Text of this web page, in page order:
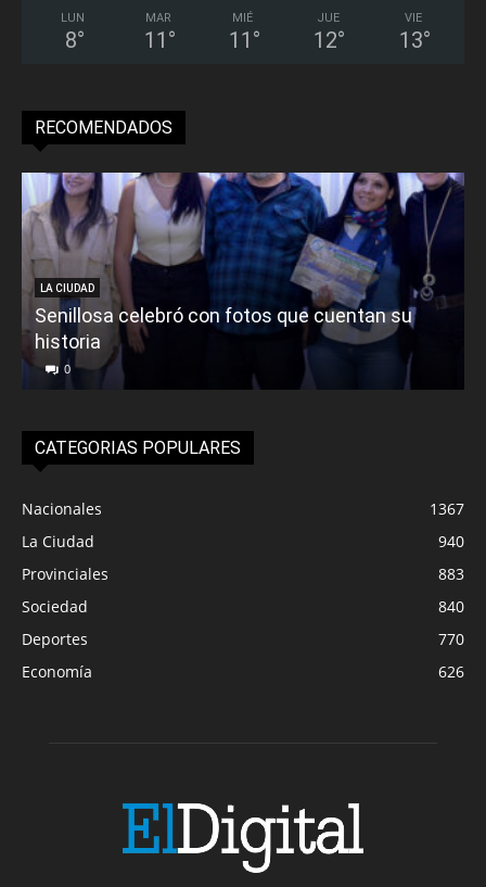
LUN
8°
MAR
11 °
MIÉ
11 °
JUE
12°
VIE
13°
RECOMENDADOS
LA CIUDAD
Senillosa celebró con fotos que cuentan su
historia
0
CATEGORIAS POPULARES
Nacionales
1367
La Ciudad
940
Provinciales
883
Sociedad
840
Deportes
770
Economía
626